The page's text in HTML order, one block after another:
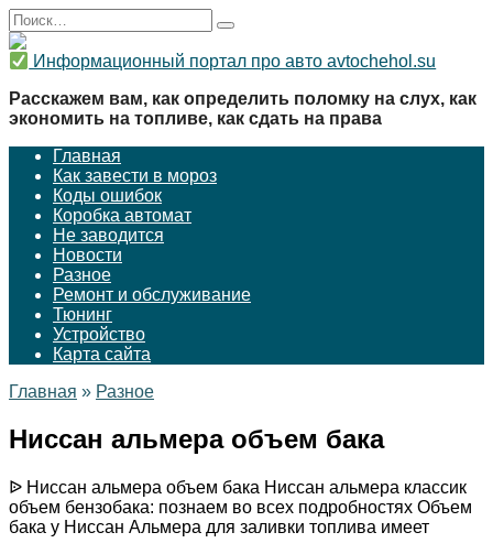
Перейти
к
содержанию
Search
for:
Информационный портал про авто avtochehol.su
Расскажем вам, как определить поломку на слух, как
экономить на топливе, как сдать на права
Главная
Как завести в мороз
Коды ошибок
Коробка автомат
Не заводится
Новости
Разное
Ремонт и обслуживание
Тюнинг
Устройство
Карта сайта
Главная » Разное
Ниссан альмера объем бака
ᐉ Ниссан альмера объем бака Ниссан альмера классик
объем бензобака: познаем во всех подробностях Объем
бака у Ниссан Альмера для заливки топлива имеет